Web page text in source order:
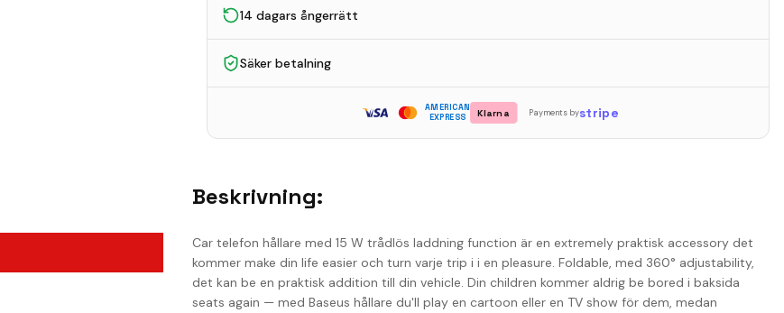
14 dagars ångerrätt
Säker betalning
AMERICAN
EXPRESS
Klarna Payments bystripe
Beskrivning:
Car telefon hållare med 15 W trådlös laddning function är en extremely praktisk accessory det
kommer make din life easier och turn varje trip i i en pleasure. Foldable, med 360° adjustability,
det kan be en praktisk addition till din vehicle. Din children kommer aldrig be bored i baksida
seats again — med Baseus hållare du'll play en cartoon eller en TV show för dem, medan